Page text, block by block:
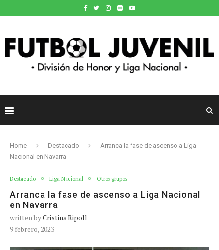
Home Destacado
Arranca la fase de ascenso a Liga
Nacional en Navarra
Destacado Liga Nacional Otros grupos
Arranca la fase de ascenso a Liga Nacional
en Navarra
written byCristina Ripoll
9 febrero, 2023